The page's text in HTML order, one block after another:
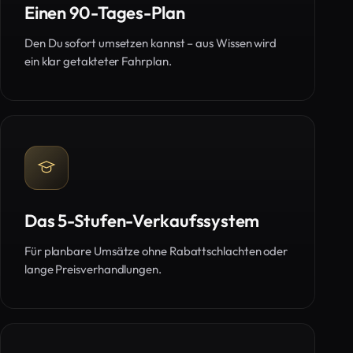
Einen 90-Tages-Plan
Den Du sofort umsetzen kannst – aus Wissen wird
ein klar getakteter Fahrplan.
Das 5-Stufen-Verkaufssystem
Für planbare Umsätze ohne Rabattschlachten oder
lange Preisverhandlungen.